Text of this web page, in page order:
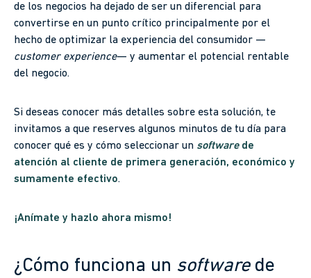
de los negocios ha dejado de ser un diferencial para
convertirse en un punto crítico principalmente por el
hecho de optimizar la experiencia del consumidor —
customer experience— y aumentar el potencial rentable
del negocio.
Si deseas conocer más detalles sobre esta solución, te
invitamos a que reserves algunos minutos de tu día para
conocer qué es y cómo seleccionar un softwarede
atención al cliente de primera generación, económico y
sumamente efectivo.
¡Anímate y hazlo ahora mismo!
¿Cómo funciona un softwarede